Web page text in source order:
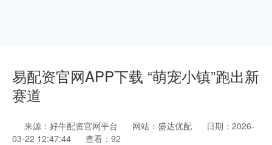
易配资官网APP下载 “萌宠小镇”跑出新
赛道
来源：好牛配资官网平台 网站：盛达优配
日期：2026-
03-22 12:47:44
查看：92